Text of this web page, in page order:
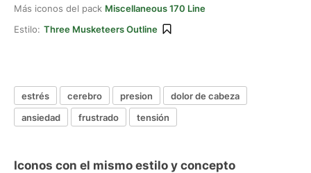
Más iconos del pack Miscellaneous 170 Line
Estilo: Three Musketeers Outline
estrés cerebro presion
dolor de cabeza
ansiedad
frustrado tensión
Iconos con el mismo estilo y concepto